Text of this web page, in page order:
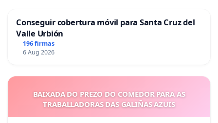
Conseguir cobertura móvil para Santa Cruz del
Valle Urbión
196 firmas
6 Aug 2026
BAIXADA DO PREZO DO COMEDOR PARA AS
TRABALLADORAS DAS GALIÑAS AZUIS